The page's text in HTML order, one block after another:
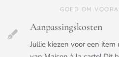
GOED OM
Aanpassingskosten
Jullie kiezen voor een